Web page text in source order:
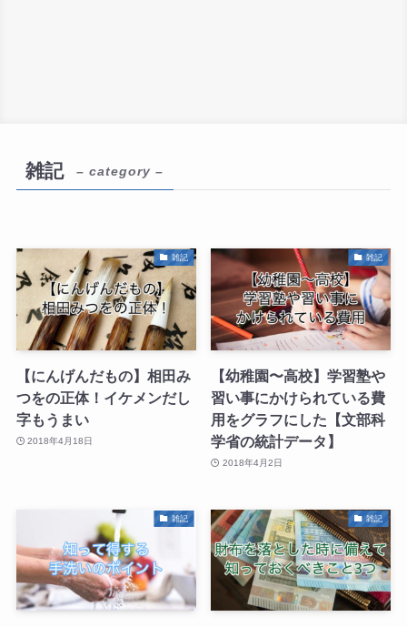
雑記 – category –
雑記
【にんげんだもの】相田み
つをの正体！イケメンだし
字もうまい
2018年4月18日
雑記
【幼稚園〜高校】学習塾や
習い事にかけられている費
用をグラフにした【文部科
学省の統計データ】
2018年4月2日
雑記 雑記